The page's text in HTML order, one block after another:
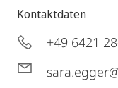
Kontaktdaten
+49 6421